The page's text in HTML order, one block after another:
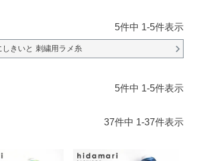
5件中 1-5件表示
しきいと 刺繍用ラメ糸
5件中 1-5件表示
37件中 1-37件表示